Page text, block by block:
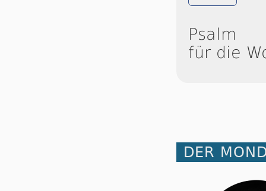
Psalm
für die
DER